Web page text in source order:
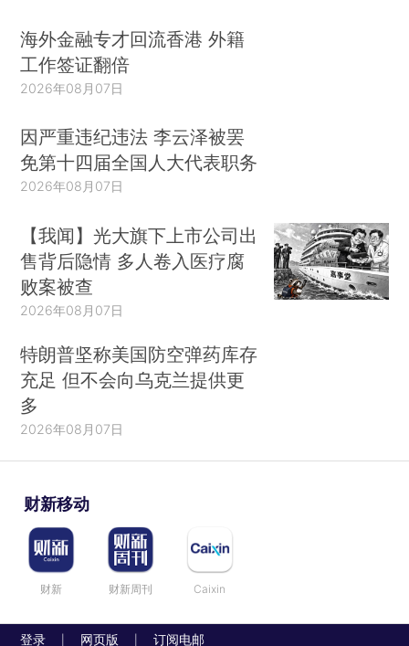
海外金融专才回流香港 外籍
工作签证翻倍
2026年08月07日
因严重违纪违法 李云泽被罢
免第十四届全国人大代表职务
2026年08月07日
【我闻】光大旗下上市公司出
售背后隐情 多人卷入医疗腐
败案被查
2026年08月07日
特朗普坚称美国防空弹药库存
充足 但不会向乌克兰提供更
多
2026年08月07日
财新移动
财新 财新周刊 Caixin
登录 网页版 订阅电邮